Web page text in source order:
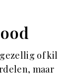
of kil
maar